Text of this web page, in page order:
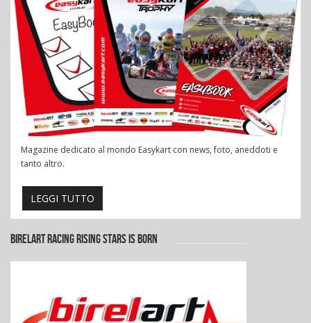
Magazine dedicato al mondo Easykart con news, foto, aneddoti e
tanto altro.
LEGGI TUTTO
BIRELART RACING RISING STARS IS BORN